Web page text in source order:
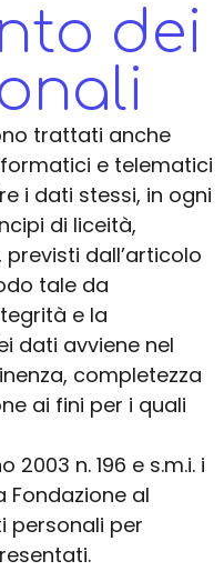
dei
trattati anche
e telematici
i dati stessi, in ogni
di liceità,
dall’articolo
tale da
e la
dati avviene nel
completezza
ai fini per i quali
2003 n. 196 e s.m.i. i
al
personali per